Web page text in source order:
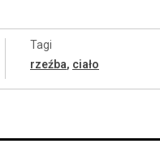
Tagi
rzeźba, ciało